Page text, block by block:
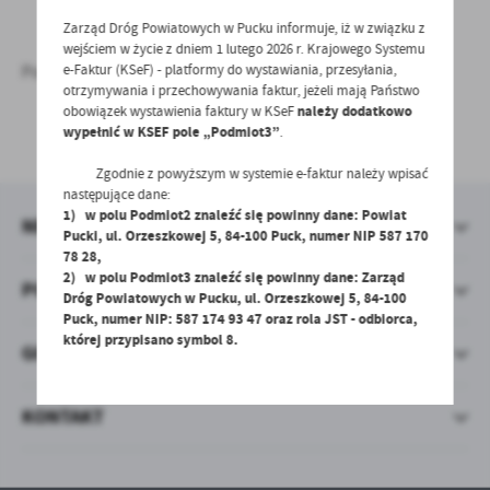
Dzięki tym plikom cookies możemy zapewnić Ci większy komfort
korzystania z funkcjonalności naszej strony poprzez dopasowanie
jej do Twoich indywidualnych preferencji. Wyrażenie zgody na
funkcjonalne i personalizacyjne pliki cookies gwarantuje
dostępność większej ilości funkcji na stronie.
Więcej
Analityczne
Analityczne pliki cookies pomagają nam rozwijać się i
dostosowywać do Twoich potrzeb.
Cookies analityczne pozwalają na uzyskanie informacji w zakresie
wykorzystywania witryny internetowej, miejsca oraz częstotliwości,
z jaką odwiedzane są nasze serwisy www. Dane pozwalają nam na
ocenę naszych serwisów internetowych pod względem ich
popularności wśród użytkowników. Zgromadzone informacje są
przetwarzane w formie zanonimizowanej. Wyrażenie zgody na
analityczne pliki cookies gwarantuje dostępność wszystkich
funkcjonalności.
Reklamowe
Dzięki reklamowym plikom cookies prezentujemy Ci najciekawsze
informacje i aktualności na stronach naszych partnerów.
Promocyjne pliki cookies służą do prezentowania Ci naszych
zwyczajów dotyczących przeglądanej witryny internetowej. Treści
promocyjne mogą pojawić się na stronach podmiotów trzecich lub
Więcej
Polityka prywatności
UDOSTĘPNIJ
POMOCNE LINKI
NEWSLETTER
GODZINY PRACY URZĘDU
KONTAKT
Zarząd Dróg Powiatowych w Pucku informuje, iż w związku z
wejściem w życie z dniem 1 lutego 2026 r. Krajowego Systemu
e-Faktur (KSeF) - platformy do wystawiania, przesyłania,
otrzymywania i przechowywania faktur, jeżeli mają Państwo
obowiązek wystawienia faktury w KSeFnależy dodatkowo
wypełnić w KSEF pole „Podmiot3”.
Zgodnie z powyższym w systemie e-faktur należy wpisać
następujące dane:
1) w polu Podmiot2 znaleźć się powinny dane: Powiat
Pucki, ul. Orzeszkowej 5, 84-100 Puck, numer NIP 587 170
78 28,
2) w polu Podmiot3 znaleźć się powinny dane: Zarząd
Dróg Powiatowych w Pucku, ul. Orzeszkowej 5, 84-100
Puck, numer NIP: 587 174 93 47 oraz rola JST - odbiorca,
której przypisano symbol 8.